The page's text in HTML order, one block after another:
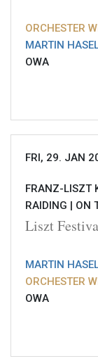
ORCHESTER
MARTIN
OWA
FRI, 29. JAN
FRANZ-LISZT
RAIDING | ON
Liszt
MARTIN
ORCHESTER
OWA